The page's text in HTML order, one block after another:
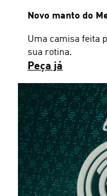
Novo manto do
Uma camisa feita
sua rotina.
Peça já